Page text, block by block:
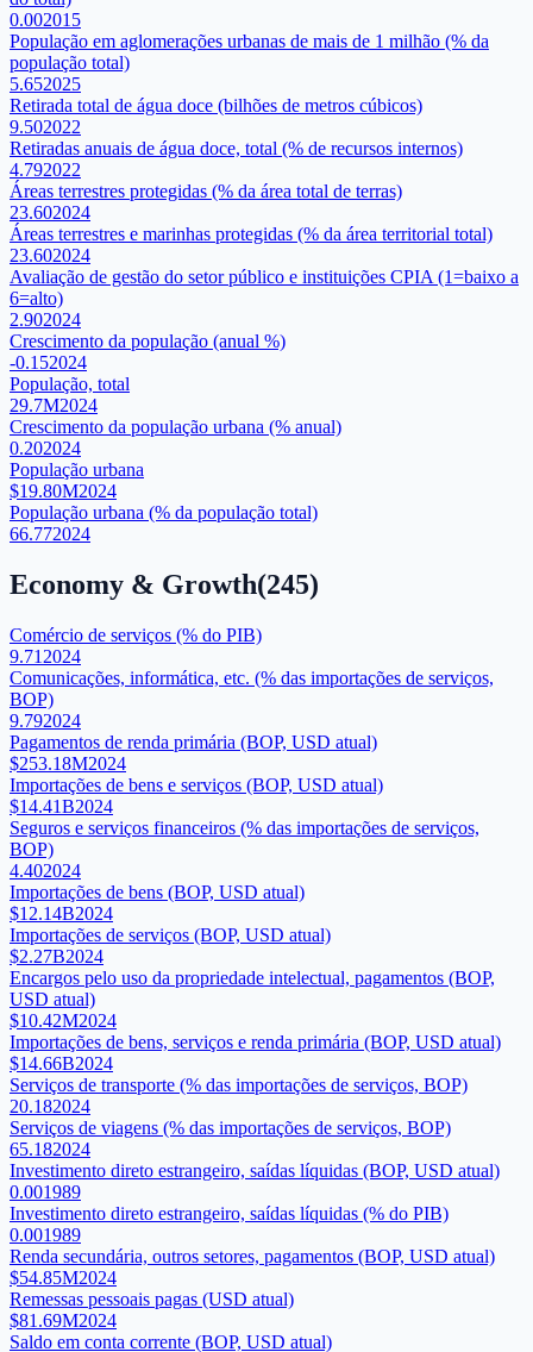
0.002015
População em aglomerações urbanas de mais de 1 milhão (% da
população total)
5.652025
Retirada total de água doce (bilhões de metros cúbicos)
9.502022
Retiradas anuais de água doce, total (% de recursos internos)
4.792022
Áreas terrestres protegidas (% da área total de terras)
23.602024
Áreas terrestres e marinhas protegidas (% da área territorial total)
23.602024
Avaliação de gestão do setor público e instituições CPIA (1=baixo a
6=alto)
2.902024
Crescimento da população (anual %)
-0.152024
População, total
29.7M2024
Crescimento da população urbana (% anual)
0.202024
População urbana
$19.80M2024
População urbana (% da população total)
66.772024
Economy & Growth(245)
Comércio de serviços (% do PIB)
9.71 2024
Comunicações, informática, etc. (% das importações de serviços,
BOP)
9.792024
Pagamentos de renda primária (BOP, USD atual)
$253.18M2024
Importações de bens e serviços (BOP, USD atual)
$14.41B2024
Seguros e serviços financeiros (% das importações de serviços,
BOP)
4.402024
Importações de bens (BOP, USD atual)
$12.14B2024
Importações de serviços (BOP, USD atual)
$2.27B2024
Encargos pelo uso da propriedade intelectual, pagamentos (BOP,
USD atual)
$10.42M2024
Importações de bens, serviços e renda primária (BOP, USD atual)
$14.66B2024
Serviços de transporte (% das importações de serviços, BOP)
20.182024
Serviços de viagens (% das importações de serviços, BOP)
65.182024
Investimento direto estrangeiro, saídas líquidas (BOP, USD atual)
0.001989
Investimento direto estrangeiro, saídas líquidas (% do PIB)
0.001989
Renda secundária, outros setores, pagamentos (BOP, USD atual)
$54.85M2024
Remessas pessoais pagas (USD atual)
$81.69M2024
Saldo em conta corrente (BOP, USD atual)